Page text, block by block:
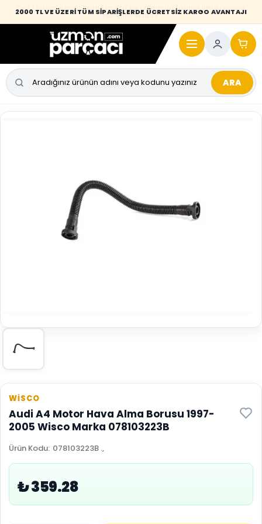
2000 TL VE ÜZERİ TÜM SİPARİŞLERDE ÜCRETSİZ KARGO AVANTAJI
Desi / hacim sınırını aşan kaporta parçalarında taşıma bedeli alıcıya
yansıtılmaktadır.
ARA
WİSCO
Audi A4 Motor Hava Alma Borusu 1997-
2005 Wisco Marka 078103223B
Ürün Kodu: 078103223B .,
₺ 359.28